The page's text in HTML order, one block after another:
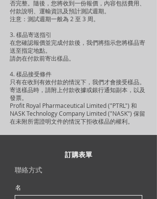
否完整。隨後，您將收到一份報價，內容包括費用、
付款說明、運輸資訊及預計測試週期。
注意：測試週期一般為 2 至 3 周。
3. 樣品寄送指引
在您確認報價並完成付款後，我們將指示您將樣品寄
送至指定地點。
請勿在付款前寄出樣品。
4. 樣品接受條件
只有在收到有效付款的情況下，我們才會接受樣品。
寄送樣品時，請附上付款收據或銀行通知副本，以及
發票。
Profit Royal Pharmaceutical Limited ("PTRL") 和
NASK Technology Company Limited ("NASK") 保留
在未附所需證明文件的情況下拒收樣品的權利。
訂購表單
聯絡方式
名